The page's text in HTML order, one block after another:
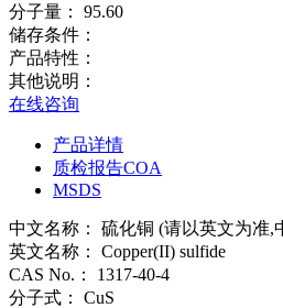
分子量：
95.60
储存条件：
产品特性：
其他说明：
在线咨询
产品详情
质检报告COA
MSDS
中文名称： 硫化铜 (请以英文为准,
英文名称： Copper(II) sulfide
CAS No.：
1317-40-4
分子式：
CuS